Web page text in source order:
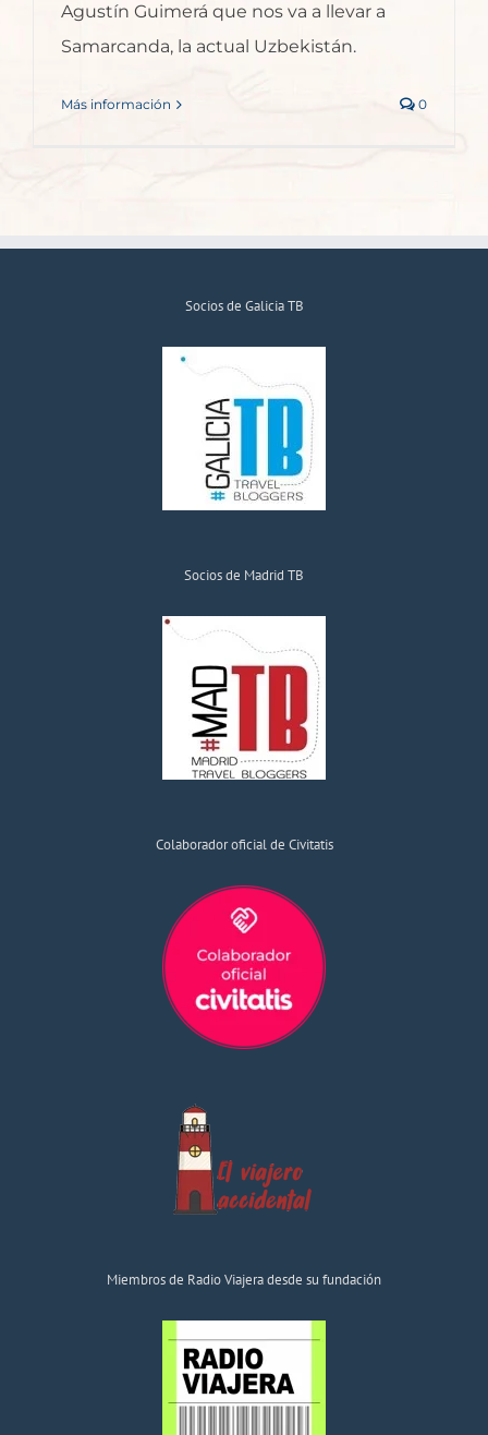
Agustín Guimerá que nos va a llevar a
Samarcanda, la actual Uzbekistán.
Más información 0
Socios de Galicia TB
Socios de Madrid TB
Colaborador oficial de Civitatis
Miembros de Radio Viajera desde su fundación